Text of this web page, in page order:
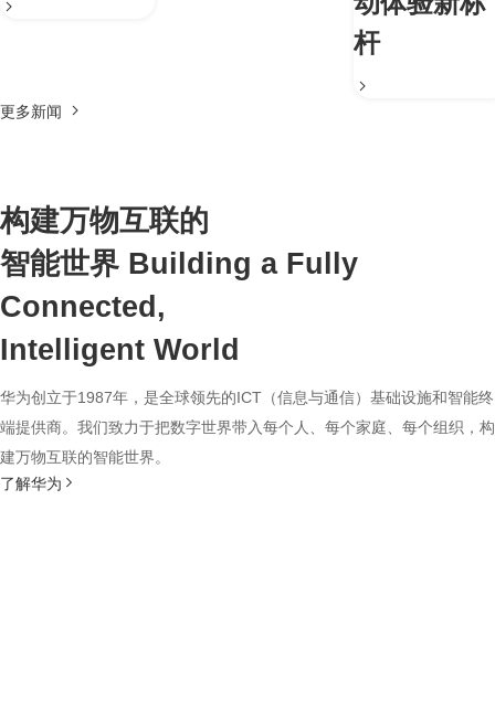
杆
更多新闻
构建万物互联的
智能世界 Building a Fully
Connected,
Intelligent World
华为创立于1987年，是全球领先的ICT（信息与通信）基础设施和智能终
端提供商。我们致力于把数字世界带入每个人、每个家庭、每个组织，构
建万物互联的智能世界。
了解华为